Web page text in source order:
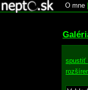
O mne
spustiť